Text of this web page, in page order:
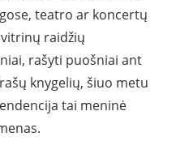
teatro ar koncertų
raidžių
rašyti puošniai ant
knygelių, šiuo metu
tai meninė